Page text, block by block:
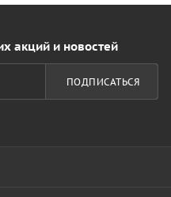
акций и новостей
ПОДПИСАТЬСЯ